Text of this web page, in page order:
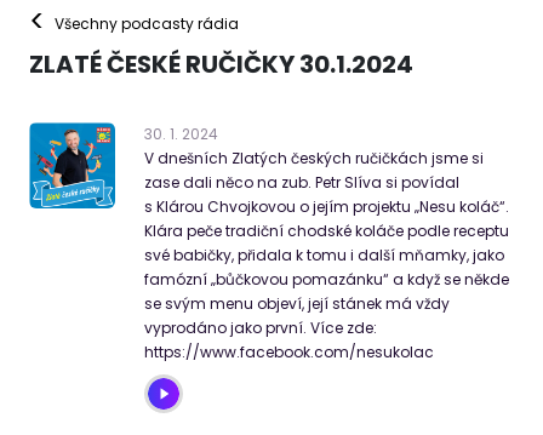
< Všechny podcasty rádia
ZLATÉ ČESKÉ RUČIČKY 30.1.2024
30. 1. 2024
V dnešních Zlatých českých ručičkách jsme si
zase dali něco na zub. Petr Slíva si povídal
s Klárou Chvojkovou o jejím projektu „Nesu koláč“.
Klára peče tradiční chodské koláče podle receptu
své babičky, přidala k tomu i další mňamky, jako
famózní „bůčkovou pomazánku“ a když se někde
se svým menu objeví, její stánek má vždy
vyprodáno jako první. Více zde:
https://www.facebook.com/nesukolac